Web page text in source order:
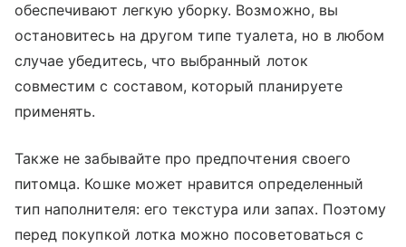
обеспечивают легкую уборку. Возможно, вы
остановитесь на другом типе туалета, но в любом
случае убедитесь, что выбранный лоток
совместим с составом, который планируете
применять.
Также не забывайте про предпочтения своего
питомца. Кошке может нравится определенный
тип наполнителя: его текстура или запах. Поэтому
перед покупкой лотка можно посоветоваться с